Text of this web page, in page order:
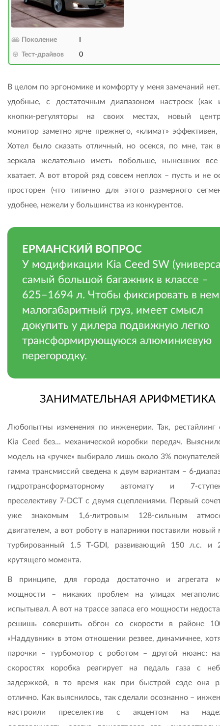
Поколение
Тест-драйвов 0
В целом по эргономике и комфорту у меня замечаний
удобные, с достаточным диапазоном настроек (как
кнопки-регуляторы на своих местах, новый
монитор заметно ярче прежнего, «климат» эффективен,
Хотел было сказать отличный, но осекся, по мне, так
зеркала желательно иметь побольше, нынешних
хватает. А вот второй ряд совсем неплох – пусть и не
просторен (что типично для этого размерного
удобнее, нежели у большинства из конкурентов.
ЕРМАНСКИЙ ВОПРОС
У модификации Kia Ceed SW
самый большой багажник в классе –
625–1694 л. Чтобы фиксировать в нем
малогабаритный груз, имеет смысл
докупить у дилера подвижную легко
трансформирующуюся алюминиевую
перегородку.
ЗАНИМАТЕЛЬНАЯ АРИФМЕТИКА
Любопытны изменения по инженерии. Так, рестайлинг
Kia Ceed без... механической коробки передач.
модель на «ручке» выбирало лишь около 3%
гамма трансмиссий сведена к двум вариан­там – 6-
гидротрансформаторному автомату и 7-
преселективу 7-DCT с двумя сцеплениями. Первый
уже знакомым 1,6-литровым 128-сильным
двигателем, а вот роботу в напарники поставили новый
турбированный 1.5 T-GDI, развивающий 150 л.с. и
крутящего момента.
В принципе, для города достаточно и агрегата
мощности – никаких проблем на улицах
испытывал. А вот на трассе запаса его мощности
решишь совершить обгон со скорости в районе
«Наддувник» в этом отношении резвее, динамичнее,
парочки – турбомотор с роботом – другой нюанс:
скоростях коробка реагирует на педаль газа с
задержкой, в то время как при быстрой езде она
отлично. Как выяснилось, так сделали осознанно –
настроили преселектив с акцентом на